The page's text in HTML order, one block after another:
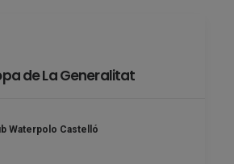
de La Generalitat
Waterpolo Castelló